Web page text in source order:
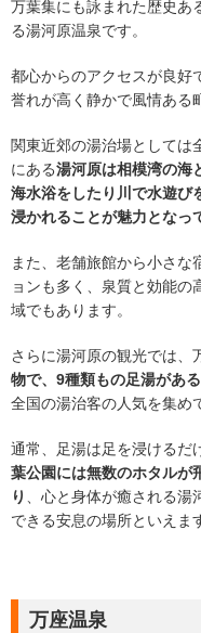
万葉集にも詠まれた歴史あ
る湯河原温泉です。
都心からのアクセスが良好
誉れが高く静かで風情ある
関東近郊の湯治場としては
にある湯河原は相模湾の海
海水浴をしたり川で水遊び
浸かれることが魅力となっ
また、老舗旅館から小さな
ョンも多く、泉質と効能
域でもあります。
さらに湯河原の観光では、
物で、9種類もの足湯があ
全国の湯治客の人気を集め
通常、足湯は足を浸けるだ
葉公園には無数のホタルが
り 、心と身体が癒される湯
できる安息の場所といえま
万座温泉